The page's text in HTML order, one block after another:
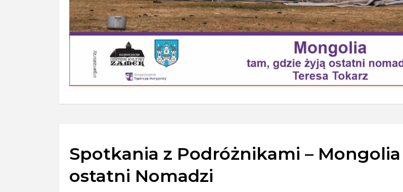
Spotkania z Podróżnikami – Mongolia
ostatni Nomadzi